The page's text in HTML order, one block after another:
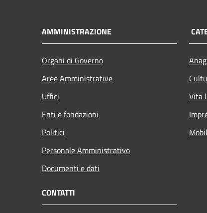
AMMINISTRAZIONE
Organi di Governo
Aree Amministrative
Uffici
Enti e fondazioni
Politici
Personale Amministrativo
Documenti e dati
Vita
CONTATTI